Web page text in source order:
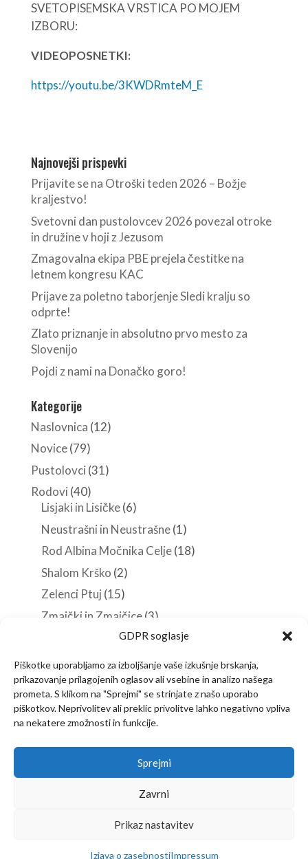
GDPR soglasje
Piškotke uporabljamo za izboljšanje vaše izkušnje brskanja,
prikazovanje prilagojenih oglasov ali vsebine in analizo našega
prometa. S klikom na "Sprejmi" se strinjate z našo uporabo
piškotkov. Neprivolitev ali preklic privolitve lahko negativno vpliva
na nekatere zmožnosti in funkcije.
Sprejmi
Zavrni
Prikaz nastavitev
Izjava o zasebnostiImpressum
SVETOPISEMSKA VRSTICA PO MOJEM
IZBORU:
VIDEOPOSNETKI:
https://youtu.be/3KWDRmteM_E
Najnovejši prispevki
Prijavite se na Otroški teden 2026 – Božje
kraljestvo!
Svetovni dan pustolovcev 2026 povezal otroke
in družine v hoji z Jezusom
Zmagovalna ekipa PBE prejela čestitke na
letnem kongresu KAC
Prijave za poletno taborjenje Sledi kralju so
odprte!
Zlato priznanje in absolutno prvo mesto za
Slovenijo
Pojdi z nami na Donačko goro!
Kategorije
Naslovnica (12)
Novice(79)
Pustolovci (31)
Rodovi (40)
Lisjaki in Lisičke(6)
Neustrašni in Neustrašne(1)
Rod Albina Močnika Celje(18)
Shalom Krško (2)
Zelenci Ptuj (15)
Zmajčki in Zmajčice(3)
Stezosledci
Veščine in spretnosti(38)
Predstavitev Članstvo
Novice
Vsebine za vodnike
Izjava o zasebnosti
Kontakt
Izdelava in vzdrževanje:KlikNET.si